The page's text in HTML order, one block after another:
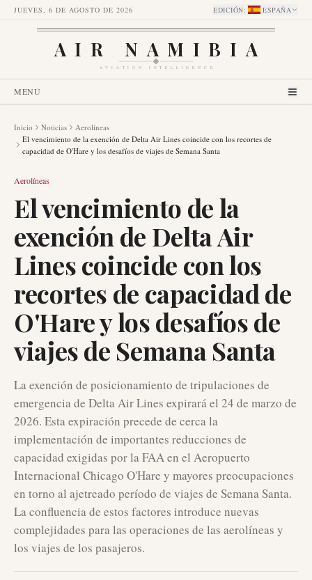
JUEVES, 6 DE AGOSTO DE 2026 EDICIÓN: ESPAÑA
AIR NAMIBIA
AVIATION INTELLIGENCE
MENÚ
Inicio Noticias
Aerolíneas
El vencimiento de la exención de Delta Air Lines coincide con los recortes de
capacidad de O'Hare y los desafíos de viajes de Semana Santa
Aerolíneas
El vencimiento de la
exención de Delta Air
Lines coincide con los
recortes de capacidad de
O'Hare y los desafíos de
viajes de Semana Santa
La exención de posicionamiento de tripulaciones de
emergencia de Delta Air Lines expirará el 24 de marzo de
2026. Esta expiración precede de cerca la
implementación de importantes reducciones de
capacidad exigidas por la FAA en el Aeropuerto
Internacional Chicago O'Hare y mayores preocupaciones
en torno al ajetreado período de viajes de Semana Santa.
La confluencia de estos factores introduce nuevas
complejidades para las operaciones de las aerolíneas y
los viajes de los pasajeros.